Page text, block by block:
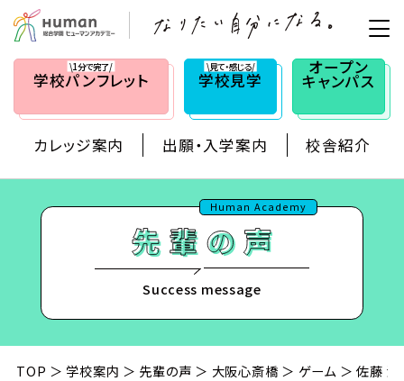
\1分で完了/
学校パンフレット
\見て・感じる/
学校見学
オープン
キャンパス
カレッジ案内 出願・入学案内 校舎紹介
Human Academy
Success message
TOP 学校案内 先輩の声 大阪心斎橋 ゲーム 佐藤 清